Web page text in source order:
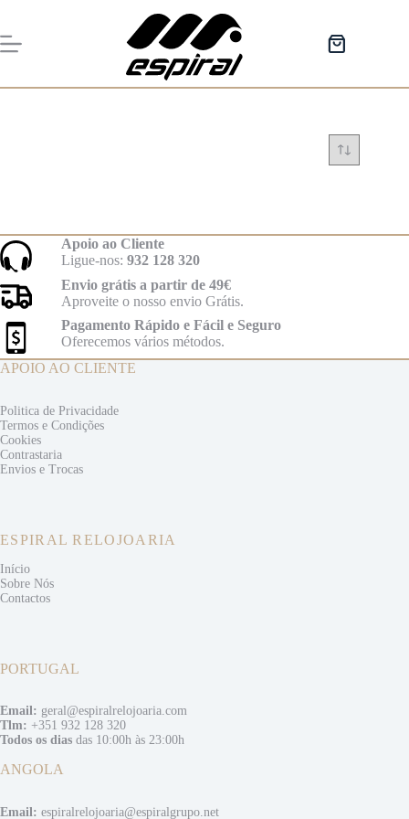
o
conteúdo
Carrinho
Apoio ao Cliente
Ligue-nos: 932 128 320
Envio grátis a partir de 49€
Aproveite o nosso envio Grátis.
Pagamento Rápido e Fácil e Seguro
Oferecemos vários métodos.
APOIO AO CLIENTE
Politica de Privacidade
Termos e Condições
Cookies
Contrastaria
Envios e Trocas
ESPIRAL RELOJOARIA
Início
Sobre Nós
Contactos
PORTUGAL
Email: geral@espiralrelojoaria.com
Tlm: +351 932 128 320
Todos os dias das 10:00h às 23:00h
ANGOLA
Email: espiralrelojoaria@espiralgrupo.net